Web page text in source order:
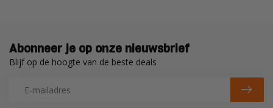
Abonneer je op onze nieuwsbrief
Blijf op de hoogte van de beste deals